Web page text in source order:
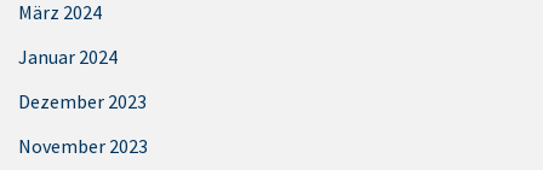
März 2024
Januar 2024
Dezember 2023
November 2023